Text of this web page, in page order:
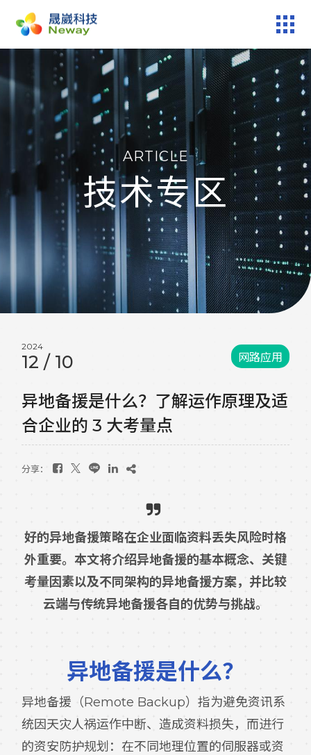
ARTICLE
技术专区
2024
12/ 10 网路应用
异地备援是什么？了解运作原理及适
合企业的 3 大考量点
分享：
好的异地备援策略在企业面临资料丢失风险时格
外重要。本文将介绍异地备援的基本概念、关键
考量因素以及不同架构的异地备援方案，并比较
云端与传统异地备援各自的优势与挑战。
异地备援是什么？
异地备援（Remote Backup）指为避免资讯系
统因天灾人祸运作中断、造成资料损失，而进行
的资安防护规划：在不同地理位置的伺服器或资
产品服务
技术专区
新闻中心
关于晟崴
技术报修